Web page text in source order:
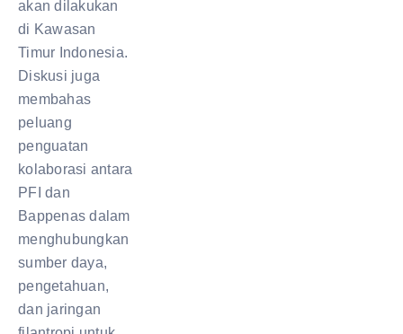
akan dilakukan
di Kawasan
Timur Indonesia.
Diskusi juga
membahas
peluang
penguatan
kolaborasi antara
PFI dan
Bappenas dalam
menghubungkan
sumber daya,
pengetahuan,
dan jaringan